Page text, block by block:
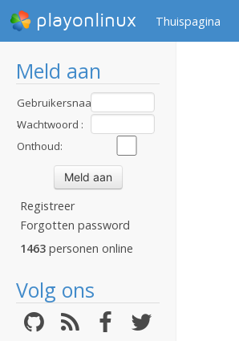
playonlinux Thuispagina
Meld aan
Gebruikersnaam
:Wachtwoord :
Onthoud:
Registreer
Forgotten password
1463 personen online
Volg ons